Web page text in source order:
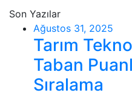
Son Yazılar
Ağustos 31, 2025
Tarım
Taban
Sıralama